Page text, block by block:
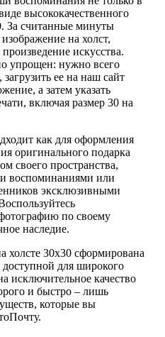
высококачественного
За считанные минуты
на холст,
искусства.
упрощен: нужно всего
ее на наш сайт
а затем указать
включая размер 30 на
как для оформления
оригинального подарка
своего пространства,
воспоминаниями или
эксклюзивными
по своему
наследие.
холсте 30х30 сформирована
для широкого
исключительное качество
и быстро – лишь
которые вы